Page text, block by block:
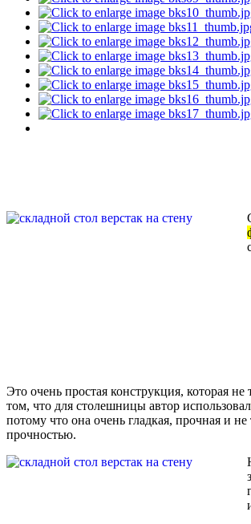
Это очень простая конструкция, которая
том, что для столешницы автор использовал
потому что она очень гладкая, прочная и не
прочностью.